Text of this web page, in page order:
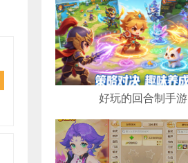
好玩的回合制手游